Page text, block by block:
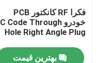
فکرا RF کانکتور PCB
خودرو C Code Through
Hole Right Angle Plug
بهترین قیمت